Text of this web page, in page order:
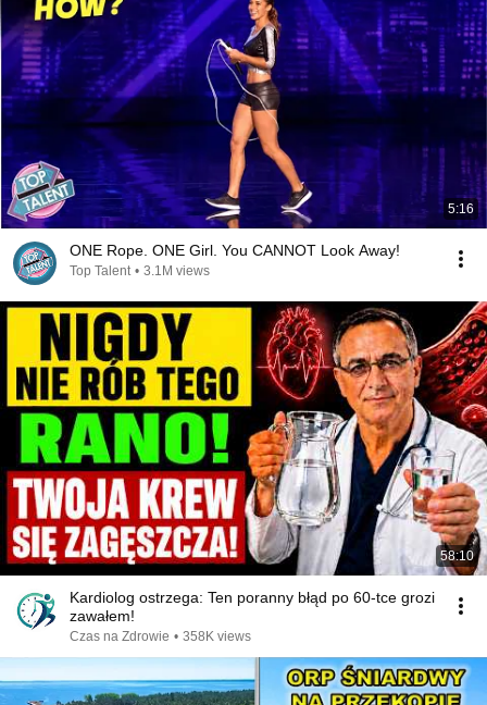
5:16
ONE Rope. ONE Girl. You CANNOT Look Away!
Top Talent • 3.1M views
58:10
Kardiolog ostrzega: Ten poranny błąd po 60-tce grozi
zawałem!
Czas na Zdrowie • 358K views